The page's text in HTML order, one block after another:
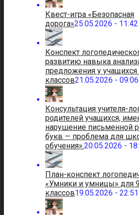
Квест-игра «Безопасная
дорога»25.05.2026 - 11:42
Конспект
развитию навыка
предложения у учащихся
классов21.05.2026 - 09:06
Консультация учителя-
родителей учащихся,
нарушение письменной
букв — проблема для
обучения».20.05.2026 -
План-конспект
«Умники и умницы» для
классов19.05.2026 - 22:51